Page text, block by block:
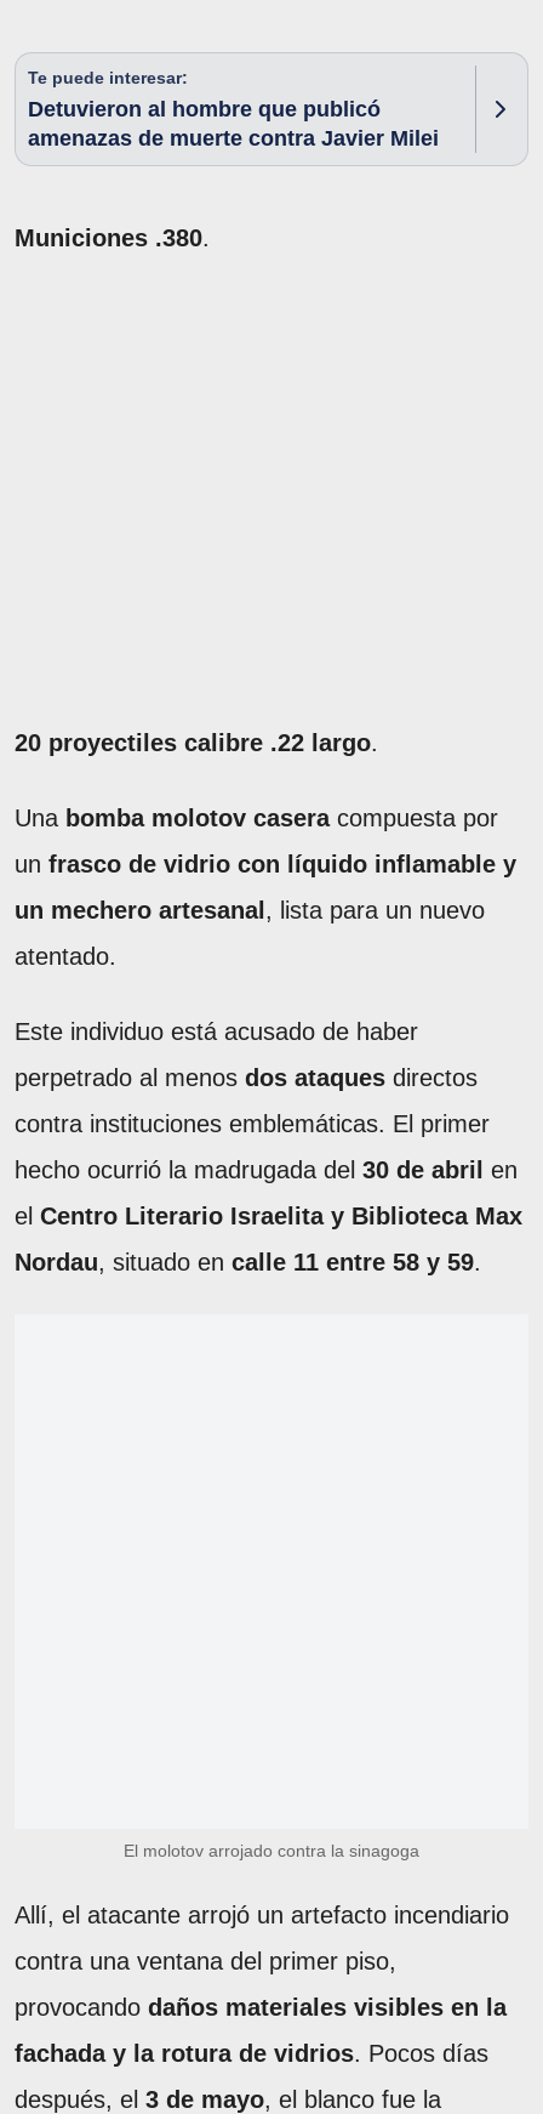
Te puede interesar:
Detuvieron al hombre que publicó
amenazas de muerte contra Javier Milei
Municiones .380.
20 proyectiles calibre .22 largo.
Una bomba molotov caseracompuesta por
un frasco de vidrio con líquido inflamable y
un mechero artesanal , lista para un nuevo
atentado.
Este individuo está acusado de haber
perpetrado al menos dos ataques directos
contra instituciones emblemáticas. El primer
hecho ocurrió la madrugada del 30 de abril en
el Centro Literario Israelita y Biblioteca Max
Nordau, situado en calle 11 entre 58 y 59.
El molotov arrojado contra la sinagoga
Allí, el atacante arrojó un artefacto incendiario
contra una ventana del primer piso,
provocando daños materiales visibles en la
fachada y la rotura de vidrios. Pocos días
después, el 3 de mayo, el blanco fue la